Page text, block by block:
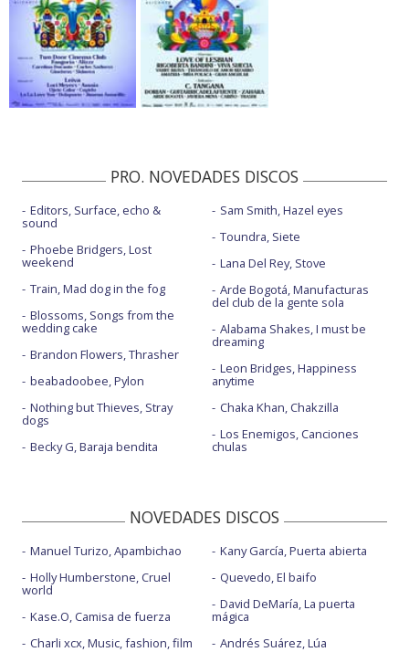
PRO. NOVEDADES DISCOS
Editors, Surface, echo &
sound
Phoebe Bridgers, Lost
weekend
Train, Mad dog in the fog
Blossoms, Songs from the
wedding cake
Brandon Flowers, Thrasher
beabadoobee, Pylon
Nothing but Thieves, Stray
dogs
Becky G, Baraja bendita
Sam Smith, Hazel eyes
Toundra, Siete
Lana Del Rey, Stove
Arde Bogotá, Manufacturas
del club de la gente sola
Alabama Shakes, I must be
dreaming
Leon Bridges, Happiness
anytime
Chaka Khan, Chakzilla
Los Enemigos, Canciones
chulas
NOVEDADES DISCOS
Manuel Turizo, Apambichao
Holly Humberstone, Cruel
world
Kase.O, Camisa de fuerza
Charli xcx, Music, fashion, film
Kany García, Puerta abierta
Quevedo, El baifo
David DeMaría, La puerta
mágica
Andrés Suárez, Lúa